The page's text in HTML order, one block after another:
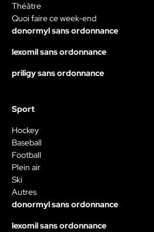
Théâtre
Quoi faire ce week-end
donormyl sans ordonnance
lexomil sans ordonnance
priligy sans ordonnance
Sport
Hockey
Baseball
Football
Plein air
Ski
Autres
donormyl sans ordonnance
lexomil sans ordonnance